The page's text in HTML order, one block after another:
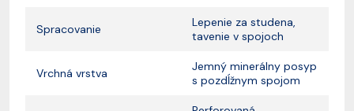
Spracovanie
Lepenie za studena,
tavenie v spojoch
Vrchná vrstva
Jemný minerálny posyp
s pozdĺžnym spojom